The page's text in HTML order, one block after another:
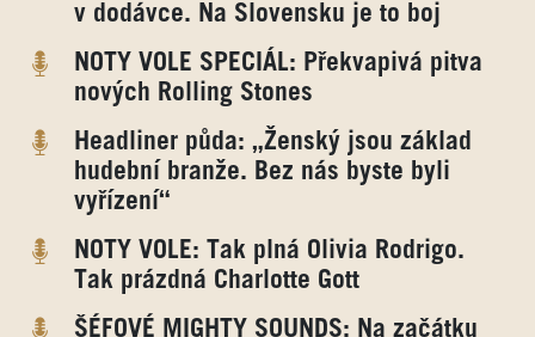
v dodávce. Na Slovensku je to boj
NOTY VOLE SPECIÁL: Překvapivá pitva
nových Rolling Stones
Headliner půda: „Ženský jsou základ
hudební branže. Bez nás byste byli
vyřízení“
NOTY VOLE: Tak plná Olivia Rodrigo.
Tak prázdná Charlotte Gott
ŠÉFOVÉ MIGHTY SOUNDS: Na začátku